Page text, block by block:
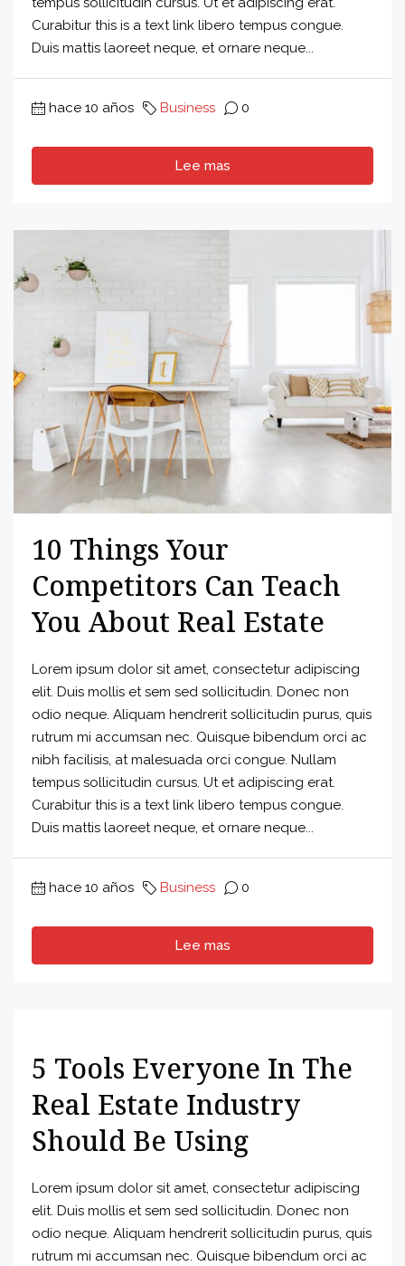
Curabitur this is a text link libero tempus congue.
Duis mattis laoreet neque, et ornare neque...
hace 10 años Business 0
Lee mas
10 Things Your
Competitors Can Teach
You About Real Estate
Lorem ipsum dolor sit amet, consectetur adipiscing
elit. Duis mollis et sem sed sollicitudin. Donec non
odio neque. Aliquam hendrerit sollicitudin purus, quis
rutrum mi accumsan nec. Quisque bibendum orci ac
nibh facilisis, at malesuada orci congue. Nullam
tempus sollicitudin cursus. Ut et adipiscing erat.
Curabitur this is a text link libero tempus congue.
Duis mattis laoreet neque, et ornare neque...
hace 10 años Business 0
Lee mas
5 Tools Everyone In The
Real Estate Industry
Should Be Using
Lorem ipsum dolor sit amet, consectetur adipiscing
elit. Duis mollis et sem sed sollicitudin. Donec non
odio neque. Aliquam hendrerit sollicitudin purus, quis
rutrum mi accumsan nec. Quisque bibendum orci ac